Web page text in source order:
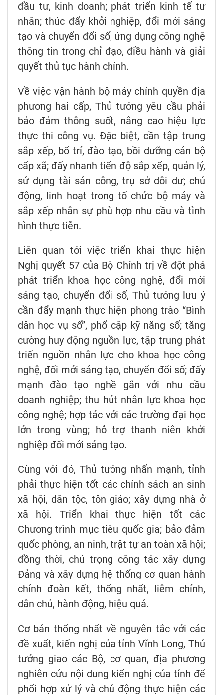
đầu tư, kinh doanh; phát triển kinh tế tư
nhân; thúc đẩy khởi nghiệp, đổi mới sáng
tạo và chuyển đổi số, ứng dụng công nghệ
thông tin trong chỉ đạo, điều hành và giải
quyết thủ tục hành chính.
Về việc vận hành bộ máy chính quyền địa
phương hai cấp, Thủ tướng yêu cầu phải
bảo đảm thông suốt, nâng cao hiệu lực
thực thi công vụ. Đặc biệt, cần tập trung
sắp xếp, bố trí, đào tạo, bồi dưỡng cán bộ
cấp xã; đẩy nhanh tiến độ sắp xếp, quản lý,
sử dụng tài sản công, trụ sở dôi dư; chủ
động, linh hoạt trong tổ chức bộ máy và
sắp xếp nhân sự phù hợp nhu cầu và tình
hình thực tiễn.
Liên quan tới việc triển khai thực hiện
Nghị quyết 57 của Bộ Chính trị về đột phá
phát triển khoa học công nghệ, đổi mới
sáng tạo, chuyển đổi số, Thủ tướng lưu ý
cần đẩy mạnh thực hiện phong trào “Bình
dân học vụ số”, phổ cập kỹ năng số; tăng
cường huy động nguồn lực, tập trung phát
triển nguồn nhân lực cho khoa học công
nghệ, đổi mới sáng tạo, chuyển đổi số; đẩy
mạnh đào tạo nghề gắn với nhu cầu
doanh nghiệp; thu hút nhân lực khoa học
công nghệ; hợp tác với các trường đại học
lớn trong vùng; hỗ trợ thanh niên khởi
nghiệp đổi mới sáng tạo.
Cùng với đó, Thủ tướng nhấn mạnh, tỉnh
phải thực hiện tốt các chính sách an sinh
xã hội, dân tộc, tôn giáo; xây dựng nhà ở
xã hội. Triển khai thực hiện tốt các
Chương trình mục tiêu quốc gia; bảo đảm
quốc phòng, an ninh, trật tự an toàn xã hội;
đồng thời, chú trọng công tác xây dựng
Đảng và xây dựng hệ thống cơ quan hành
chính đoàn kết, thống nhất, liêm chính,
dân chủ, hành động, hiệu quả.
Cơ bản thống nhất về nguyên tắc với các
đề xuất, kiến nghị của tỉnh Vĩnh Long, Thủ
tướng giao các Bộ, cơ quan, địa phương
nghiên cứu nội dung kiến nghị của tỉnh để
phối hợp xử lý và chủ động thực hiện các